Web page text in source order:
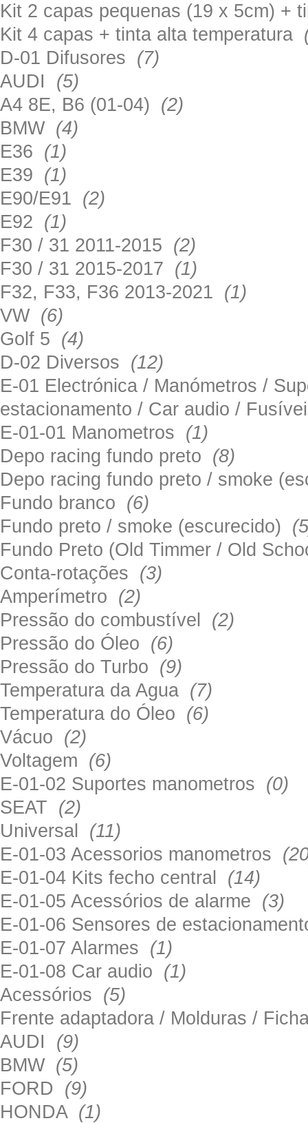
Kit 2 capas pequenas (19 x 5cm) +
Kit 4 capas + tinta alta temperatura
D-01 Difusores (7)
AUDI (5)
A4 8E, B6 (01-04) (2)
BMW (4)
E36 (1)
E39 (1)
E90/E91 (2)
E92 (1)
F30 / 31 2011-2015 (2)
F30 / 31 2015-2017 (1)
F32, F33, F36 2013-2021 (1)
VW (6)
Golf 5 (4)
D-02 Diversos (12)
E-01 Electrónica / Manómetros /
estacionamento / Car audio /
E-01-01 Manometros (1)
Depo racing fundo preto (8)
Depo racing fundo preto / smoke
Fundo branco (6)
Fundo preto / smoke (escurecido)
Fundo Preto (Old Timmer / Old
Conta-rotações (3)
Amperímetro (2)
Pressão do combustível (2)
Pressão do Óleo (6)
Pressão do Turbo (9)
Temperatura da Agua (7)
Temperatura do Óleo (6)
Vácuo (2)
Voltagem (6)
E-01-02 Suportes manometros (0)
SEAT (2)
Universal (11)
E-01-03 Acessorios manometros
E-01-04 Kits fecho central (14)
E-01-05 Acessórios de alarme (3)
E-01-06 Sensores de
E-01-07 Alarmes (1)
E-01-08 Car audio (1)
Acessórios (5)
Frente adaptadora / Molduras /
AUDI (9)
BMW (5)
FORD (9)
HONDA (1)